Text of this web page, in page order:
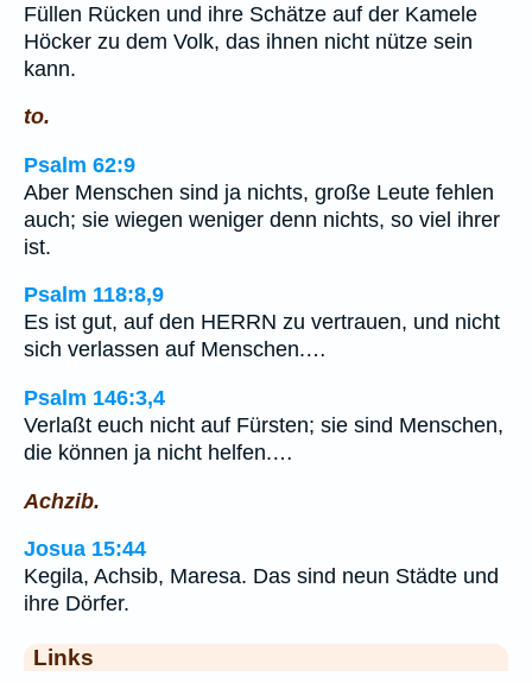
Füllen Rücken und ihre Schätze auf der Kamele
Höcker zu dem Volk, das ihnen nicht nütze sein
kann.
to.
Psalm 62:9
Aber Menschen sind ja nichts, große Leute fehlen
auch; sie wiegen weniger denn nichts, so viel ihrer
ist.
Psalm 118:8,9
Es ist gut, auf den HERRN zu vertrauen, und nicht
sich verlassen auf Menschen.…
Psalm 146:3,4
Verlaßt euch nicht auf Fürsten; sie sind Menschen,
die können ja nicht helfen.…
Achzib.
Josua 15:44
Kegila, Achsib, Maresa. Das sind neun Städte und
ihre Dörfer.
Links